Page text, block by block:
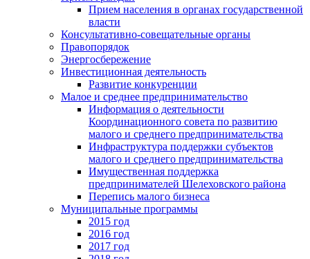
Прием населения в органах государственной
власти
Консультативно-совещательные органы
Правопорядок
Энергосбережение
Инвестиционная деятельность
Развитие конкуренции
Малое и среднее предпринимательство
Информация о деятельности
Координационного совета по развитию
малого и среднего предпринимательства
Инфраструктура поддержки субъектов
малого и среднего предпринимательства
Имущественная поддержка
предпринимателей Шелеховского района
Перепись малого бизнеса
Муниципальные программы
2015 год
2016 год
2017 год